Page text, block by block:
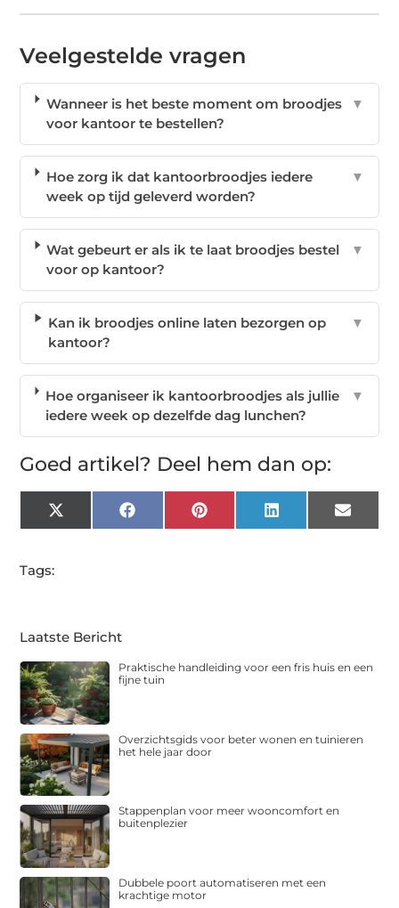
Veelgestelde vragen
Wanneer is het beste moment om broodjes
voor kantoor te bestellen?
▼
Hoe zorg ik dat kantoorbroodjes iedere
week op tijd geleverd worden?
▼
Wat gebeurt er als ik te laat broodjes bestel
voor op kantoor?
▼
Kan ik broodjes online laten bezorgen op
kantoor?
▼
Hoe organiseer ik kantoorbroodjes als jullie
iedere week op dezelfde dag lunchen?
▼
Goed artikel? Deel hem dan op:
X
(Twitter)
FacebookPinterest LinkedIn Email
Tags:
Laatste Bericht
Praktische handleiding voor een fris huis en een
fijne tuin
Overzichtsgids voor beter wonen en tuinieren
het hele jaar door
Stappenplan voor meer wooncomfort en
buitenplezier
Dubbele poort automatiseren met een
krachtige motor